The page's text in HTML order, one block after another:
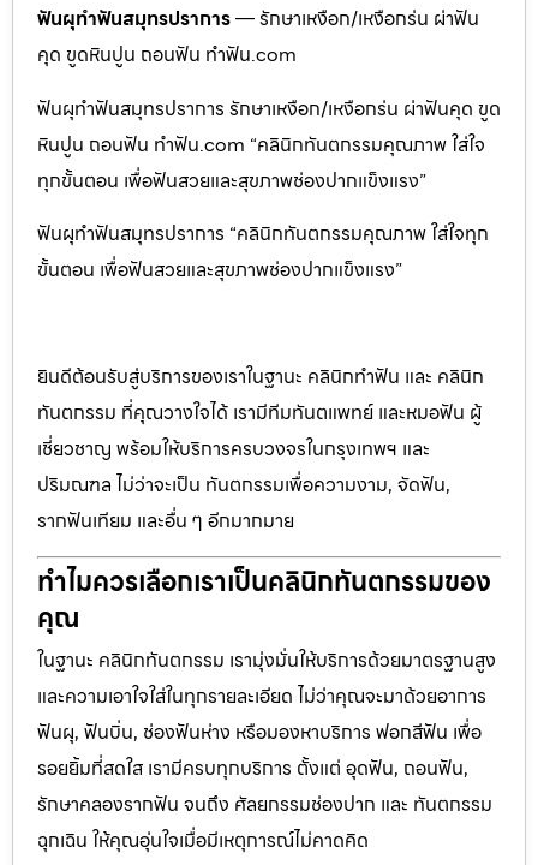
ฟันผุทำฟันสมุทรปราการ— รักษาเหงือก/เหงือกร่น ผ่าฟัน
คุด ขูดหินปูน ถอนฟัน ทำฟัน.com
ฟันผุทำฟันสมุทรปราการ รักษาเหงือก/เหงือกร่น ผ่าฟันคุด ขูด
หินปูน ถอนฟัน ทำฟัน.com “คลินิกทันตกรรมคุณภาพ ใส่ใจ
ทุกขั้นตอน เพื่อฟันสวยและสุขภาพช่องปากแข็งแรง”
ฟันผุทำฟันสมุทรปราการ “คลินิกทันตกรรมคุณภาพ ใส่ใจทุก
ขั้นตอน เพื่อฟันสวยและสุขภาพช่องปากแข็งแรง”
ยินดีต้อนรับสู่บริการของเราในฐานะ คลินิกทำฟัน และ คลินิก
ทันตกรรม ที่คุณวางใจได้ เรามีทีมทันตแพทย์ และหมอฟัน ผู้
เชี่ยวชาญ พร้อมให้บริการครบวงจรในกรุงเทพฯ และ
ปริมณฑล ไม่ว่าจะเป็น ทันตกรรมเพื่อความงาม, จัดฟัน,
รากฟันเทียม และอื่น ๆ อีกมากมาย
ทำไมควรเลือกเราเป็นคลินิกทันตกรรมของ
คุณ
ในฐานะ คลินิกทันตกรรม เรามุ่งมั่นให้บริการด้วยมาตรฐานสูง
และความเอาใจใส่ในทุกรายละเอียด ไม่ว่าคุณจะมาด้วยอาการ
ฟันผุ, ฟันบิ่น, ช่องฟันห่าง หรือมองหาบริการ ฟอกสีฟัน เพื่อ
รอยยิ้มที่สดใส เรามีครบทุกบริการ ตั้งแต่ อุดฟัน, ถอนฟัน,
รักษาคลองรากฟัน จนถึง ศัลยกรรมช่องปาก และ ทันตกรรม
ฉุกเฉิน ให้คุณอุ่นใจเมื่อมีเหตุการณ์ไม่คาดคิด